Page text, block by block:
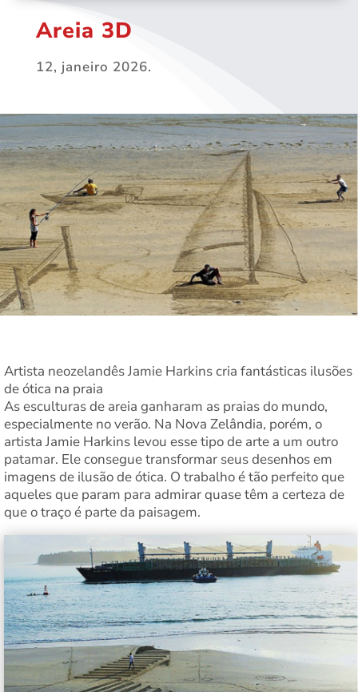
Areia 3D
12, janeiro 2026.
Artista neozelandês Jamie Harkins cria fantásticas ilusões
de ótica na praia
As esculturas de areia ganharam as praias do mundo,
especialmente no verão. Na Nova Zelândia, porém, o
artista Jamie Harkins levou esse tipo de arte a um outro
patamar. Ele consegue transformar seus desenhos em
imagens de ilusão de ótica. O trabalho é tão perfeito que
aqueles que param para admirar quase têm a certeza de
que o traço é parte da paisagem.